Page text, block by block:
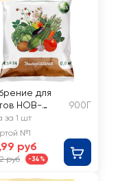
для
НОВ-
14:14:14, Арт.
900Г
за 1 шт
№1
руб
руб -34%